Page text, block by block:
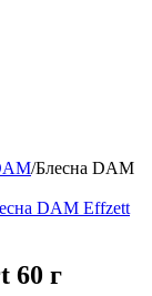
/Блесна DAM
DAM Effzett
60 г